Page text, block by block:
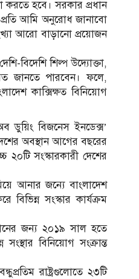
করতে হবে। সরকার প্রধান
প্রতি আমি অনুরোধ জানাবো
আরো বাড়ানো প্রয়োজন
বিদেশি শিল্প উদ্যোক্তা,
জানতে পারবেন। ফলে,
কাক্সিক্ষত বিনিয়োগ
ডুয়িং বিজনেস ইনডেক্স’
অবস্থান আগের বছরের
২০টি সংস্কারকারী দেশের
আনার জন্যে বাংলাদেশ
সংস্কার কার্যক্রম
জন্য ২০১৯ সাল হতে
বিনিয়োগ সংক্রান্ত
রাষ্ট্রগুলোতে ২৩টি